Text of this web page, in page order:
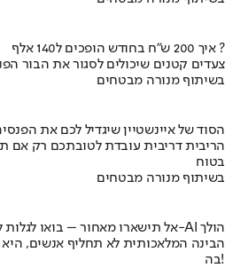
איך 200 ש"ח בחודש הופכים ל140 אלף ?
צעדים קטנים שיכולים לסגור את הבור
בשיתוף מנורה מבטחים
הסוד של איינשטיין שיגדיל לכם את
הריבית דריבית עובדת לטובתכם רק אם
בטוח
בשיתוף מנורה מבטחים
אל תישארו מאחור – בואו לגלות לאן ה-AI הולך
הבינה המלאכותית לא תחליף אנשים,
בה!